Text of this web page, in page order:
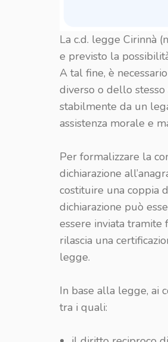
La c.d. legge Cirinnà
e previsto la
A tal fine, è
diverso o dello stesso
stabilmente da un
assistenza morale e
Per formalizzare la
dichiarazione
costituire una coppia
dichiarazione può
essere inviata tramite
rilascia una
legge.
In base alla legge, ai
tra i quali: